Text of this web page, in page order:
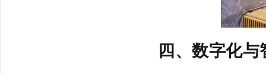
四、数字化与